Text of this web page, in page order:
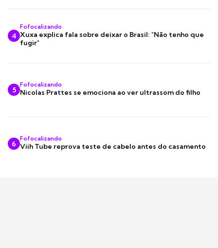
4
Fofocalizando
Xuxa explica fala sobre deixar o Brasil: "Não tenho que
fugir"
5
Fofocalizando
Nicolas Prattes se emociona ao ver ultrassom do filho
6
Fofocalizando
Viih Tube reprova teste de cabelo antes do casamento